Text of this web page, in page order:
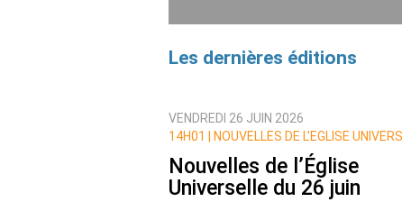
Les dernières éditions
VENDREDI 26 JUIN 2026
14H01 | NOUVELLES DE L’EGLISE
Nouvelles de l’Église
Universelle du 26 juin